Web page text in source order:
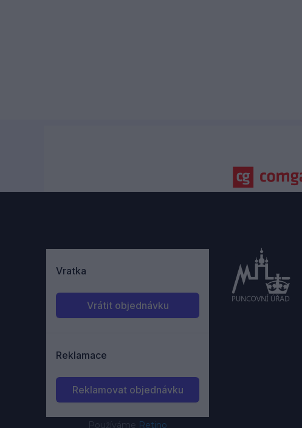
Používáme Retino